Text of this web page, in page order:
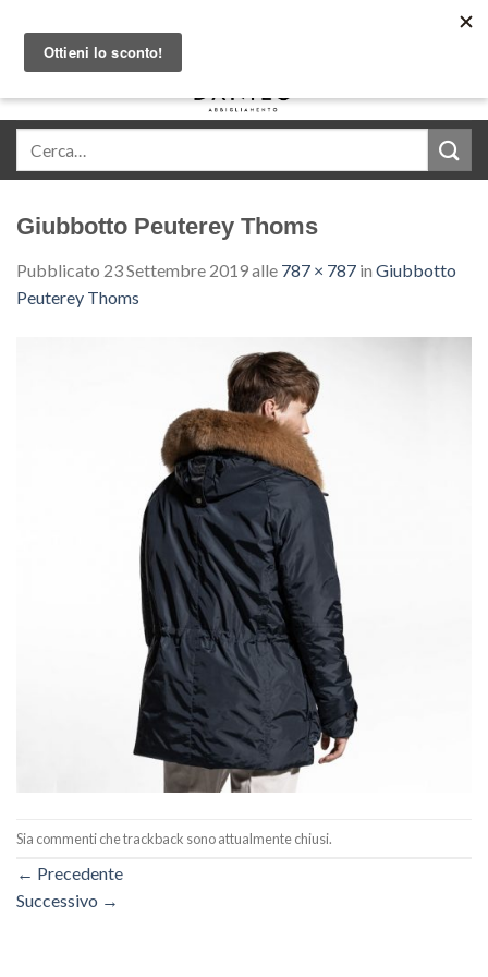
content
Giubbotto Peuterey Thoms
Pubblicato 23 Settembre 2019alle 787 × 787 in Giubbotto
Peuterey Thoms
Sia commenti che trackback sono attualmente chiusi.
← Precedente
Successivo →